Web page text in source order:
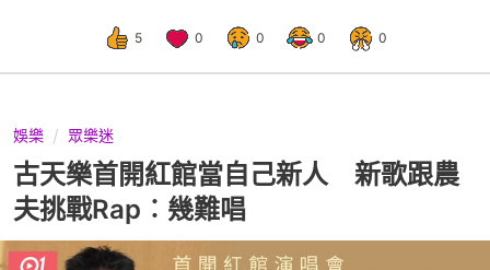
5 0 0 0 0
娛樂 眾樂迷
古天樂首開紅館當自己新人 新歌跟農
夫挑戰Rap︰幾難唱